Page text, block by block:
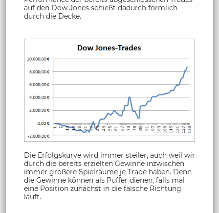
auf den Dow Jones schießt dadurch förmlich
durch die Decke.
Die Erfolgskurve wird immer steiler, auch weil wir
durch die bereits erzielten Gewinne inzwischen
immer größere Spielräume je Trade haben. Denn
die Gewinne können als Puffer dienen, falls mal
eine Position zunächst in die falsche Richtung
läuft.